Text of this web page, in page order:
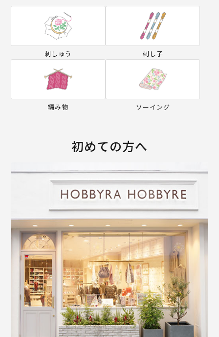
刺しゅう 刺し子
編み物 ソーイング
初めての方へ